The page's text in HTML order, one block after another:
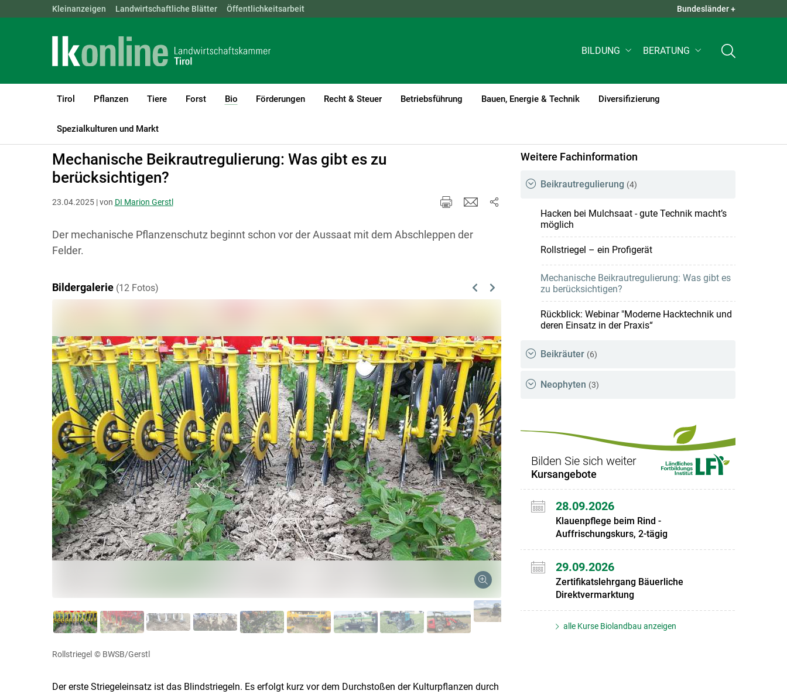
Skip to main content
Landwirtschaftskammern: ÖSTERREICH BGLD KTN NÖ OÖ QUICK LINKS +
Kleinanzeigen Landwirtschaftliche Blätter Öffentlichkeitsarbeit Bundesländer +
BILDUNG BERATUNG
Tirol Pflanzen Tiere Forst Bio
(current)1
Förderungen Recht & Steuer Betriebsführung Bauen, Energie & Technik Diversifizierung
Spezialkulturen und Markt
LK Tirol Bio Beikrautregulierung
Mechanische Beikrautregulierung: Was gibt es zu
berücksichtigen?
23.04.2025 | von DI Marion Gerstl
Der mechanische Pflanzenschutz beginnt schon vor der Aussaat mit dem Abschleppen der
Felder.
Bildergalerie (12 Fotos) Previous
Next
Rollstriegel © BWSB/Gerstl
Der erste Striegeleinsatz ist das Blindstriegeln. Es erfolgt kurz vor dem Durchstoßen der Kulturpflanzen durch
Weitere Fachinformation
Beikrautregulierung (4)
Hacken bei Mulchsaat - gute Technik macht’s
möglich
Rollstriegel – ein Profigerät
Mechanische Beikrautregulierung: Was gibt es
zu berücksichtigen?
Rückblick: Webinar "Moderne Hacktechnik und
deren Einsatz in der Praxis“
Beikräuter (6)
Neophyten (3)
Bilden Sie sich weiter
Kursangebote
28.09.2026
Klauenpflege beim Rind -
Auffrischungskurs, 2-tägig
29.09.2026
Zertifikatslehrgang Bäuerliche
Direktvermarktung
alle Kurse Biolandbau anzeigen